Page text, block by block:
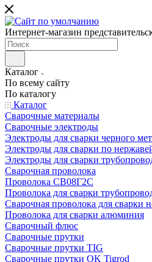
Интернет-магазин
Каталог
По всему сайту
По каталогу
Каталог
Сварочные материалы
Сварочные электроды
Электроды для сварки черного
Электроды для сварки по
Электроды для сварки
Сварочная проволока
Проволока СВ08Г2С
Проволока для сварки
Сварочная проволока для сварки
Проволока для сварки алюминия
Сварочный флюс
Сварочные прутки
Сварочные прутки TIG
Сварочные прутки OK Tigrod